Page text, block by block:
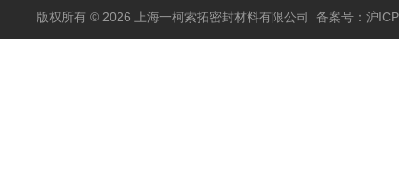
版权所有 © 2026 上海一柯索拓密封材料有限公司 备案号：沪